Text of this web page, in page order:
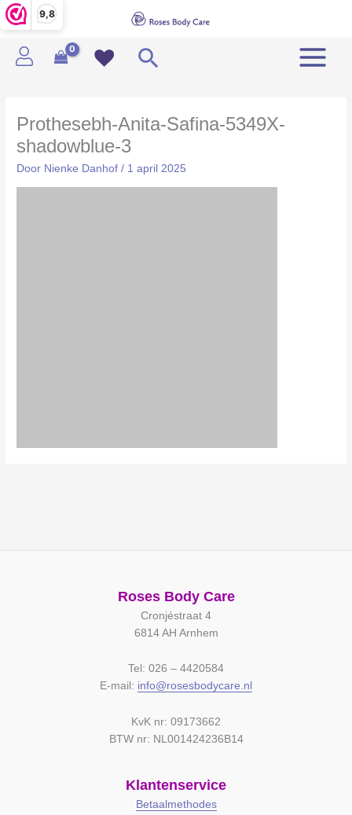
9,8
Ga
naar
inhoud
Zoeken
Prothesebh-Anita-Safina-5349X-
shadowblue-3
Door Nienke Danhof/ 1 april 2025
Roses Body Care
Cronjéstraat 4
6814 AH Arnhem
Tel: 026 – 4420584
E-mail: info@rosesbodycare.nl
KvK nr: 09173662
BTW nr: NL001424236B14
Klantenservice
Betaalmethodes